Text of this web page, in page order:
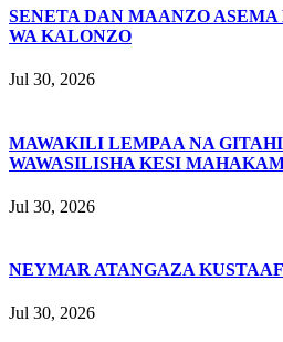
SENETA DAN MAANZO
WA KALONZO
Jul 30, 2026
MAWAKILI LEMPAA NA
WAWASILISHA KESI
Jul 30, 2026
NEYMAR ATANGAZA
Jul 30, 2026